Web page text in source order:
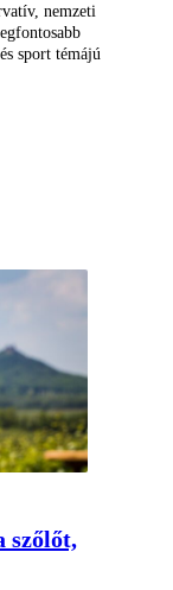
nemzeti
sport témájú
szőlőt,